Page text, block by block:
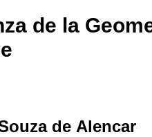
de la
de Alencar